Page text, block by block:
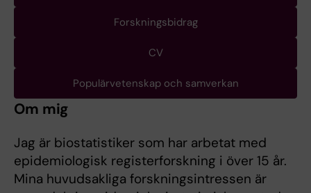
Forskningsbidrag
CV
Populärvetenskap och samverkan
Om mig
Jag är biostatistiker som har arbetat med
epidemiologisk registerforskning i över 15 år.
Mina huvudsakliga forskningsintressen är